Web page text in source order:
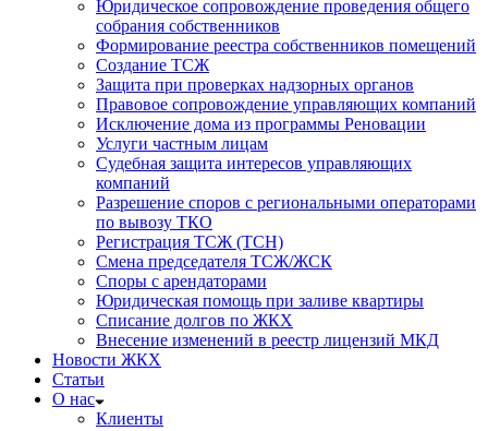
Юридическое сопровождение проведения общего
собрания собственников
Формирование реестра собственников помещений
Создание ТСЖ
Защита при проверках надзорных органов
Правовое сопровождение управляющих компаний
Исключение дома из программы Реновации
Услуги частным лицам
Судебная защита интересов управляющих
компаний
Разрешение споров с региональными операторами
по вывозу ТКО
Регистрация ТСЖ (ТСН)
Смена председателя ТСЖ/ЖСК
Споры с арендаторами
Юридическая помощь при заливе квартиры
Списание долгов по ЖКХ
Внесение изменений в реестр лицензий МКД
Новости ЖКХ
Статьи
О нас
Клиенты